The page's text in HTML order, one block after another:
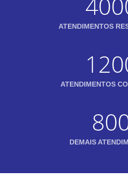
ATENDIMENTOS
ATENDIMENTOS
DEMAIS